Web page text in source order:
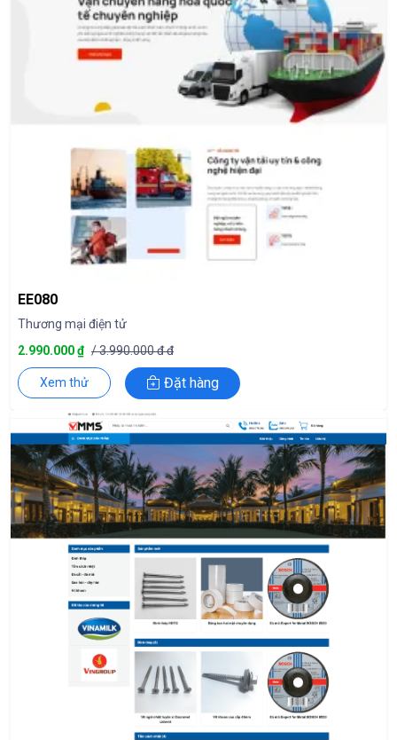
EE080
Thương mại điện tử
2.990.000 ₫ / 3.990.000 đ đ
Xem thử Đặt hàng